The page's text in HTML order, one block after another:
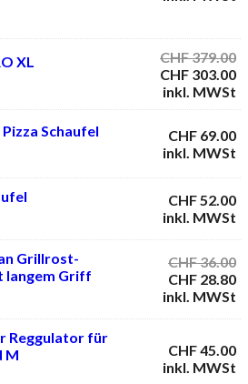
XL CHF379.00
CHF 303.00
inkl. MWSt
Schaufel CHF 69.00
inkl. MWSt
CHF52.00
inkl. MWSt
Grillrost-
langem Griff
CHF36.00
CHF 28.80
inkl. MWSt
Reggulator für
M
CHF45.00
inkl. MWSt